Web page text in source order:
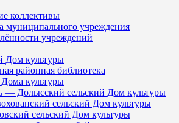
коллективы
муниципального учреждения
учреждений
Дом культуры
районная библиотека
культуры
— Долысский сельский Дом культуры
сельский Дом культуры
сельский Дом культуры